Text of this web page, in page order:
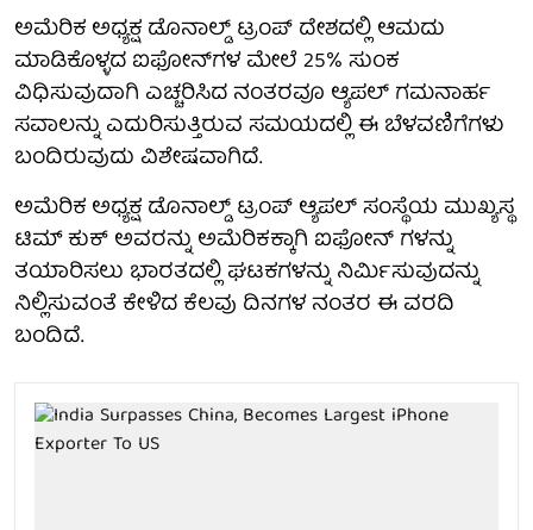
ಅಮೆರಿಕ ಅಧ್ಯಕ್ಷ ಡೊನಾಲ್ಡ್ ಟ್ರಂಪ್ ದೇಶದಲ್ಲಿ ಆಮದು
ಮಾಡಿಕೊಳ್ಳದ ಐಫೋನ್‌ಗಳ ಮೇಲೆ 25% ಸುಂಕ
ವಿಧಿಸುವುದಾಗಿ ಎಚ್ಚರಿಸಿದ ನಂತರವೂ ಆ್ಯಪಲ್ ಗಮನಾರ್ಹ
ಸವಾಲನ್ನು ಎದುರಿಸುತ್ತಿರುವ ಸಮಯದಲ್ಲಿ ಈ ಬೆಳವಣಿಗೆಗಳು
ಬಂದಿರುವುದು ವಿಶೇಷವಾಗಿದೆ.
ಅಮೆರಿಕ ಅಧ್ಯಕ್ಷ ಡೊನಾಲ್ಡ್ ಟ್ರಂಪ್ ಆ್ಯಪಲ್‌ ಸಂಸ್ಥೆಯ ಮುಖ್ಯಸ್ಥ
ಟಿಮ್ ಕುಕ್ ಅವರನ್ನು ಅಮೆರಿಕಕ್ಕಾಗಿ ಐಫೋನ್ ಗಳನ್ನು
ತಯಾರಿಸಲು ಭಾರತದಲ್ಲಿ ಘಟಕಗಳನ್ನು ನಿರ್ಮಿಸುವುದನ್ನು
ನಿಲ್ಲಿಸುವಂತೆ ಕೇಳಿದ ಕೆಲವು ದಿನಗಳ ನಂತರ ಈ ವರದಿ
ಬಂದಿದೆ.